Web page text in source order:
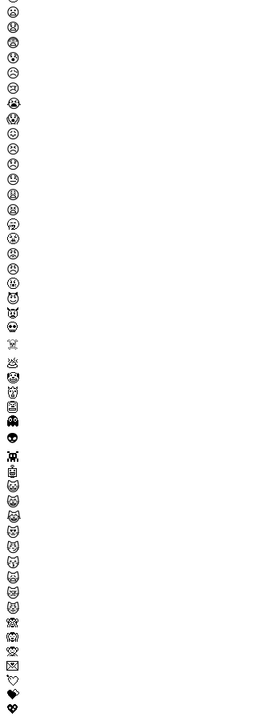
😦
😧
😨
😰
😥
😢
😭
😱
😖
😣
😞
😓
😩
😫
🥱
😤
😡
😠
🤬
😈
👿
💀
☠️
💩
🤡
👹
👺
👻
👽
👾
🤖
😺
😸
😹
😻
😼
😽
🙀
😿
😾
🙈
🙉
🙊
💌
💘
💝
💖